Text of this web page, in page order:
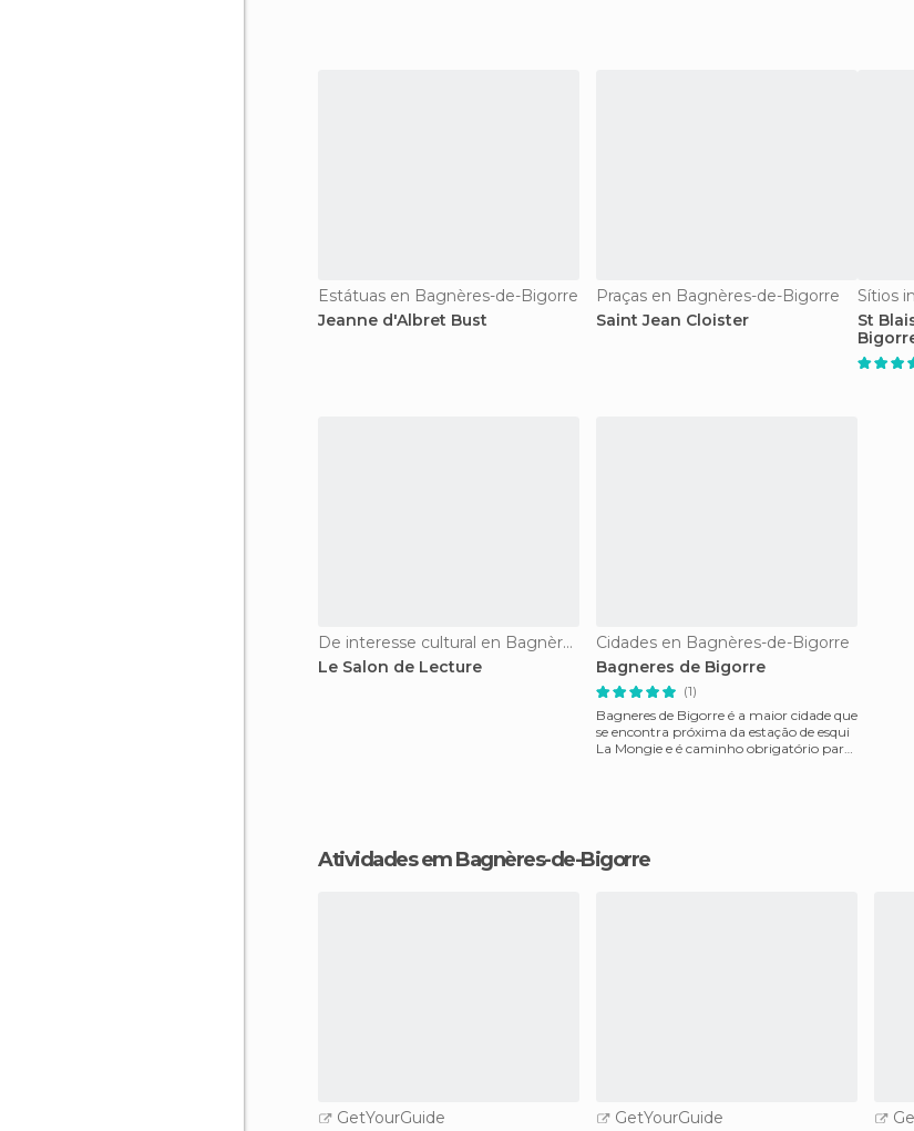
Estátuas en Bagnères-de-Bigorre
Jeanne d'Albret Bust
Praças en Bagnères-de-Bigorre
Saint Jean Cloister
St
De interesse cultural en Bagnères-de-Bigorre
Le Salon de Lecture
Cidades en Bagnères-de-Bigorre
Bagneres de Bigorre
(1)
Bagneres de Bigorre é a maior cidade que
se encontra próxima da estação de esqui
La Mongie e é caminho obrigatório para
Atividades em Bagnères-de-Bigorre
GetYourGuide
GetYourGuide